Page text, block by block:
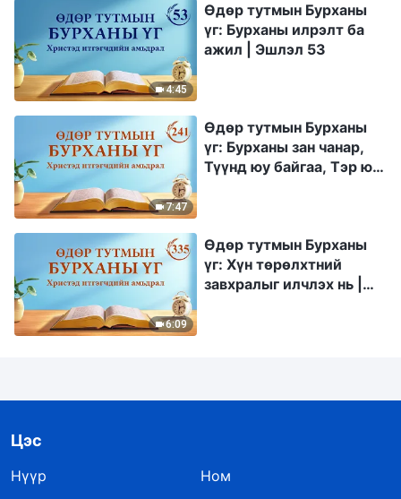
4:45
Өдөр тутмын Бурханы
үг: Бурханы илрэлт ба
ажил | Эшлэл 53
7:47
Өдөр тутмын Бурханы
үг: Бурханы зан чанар,
Түүнд юу байгаа, Тэр юу
6:09
Өдөр тутмын Бурханы
үг: Хүн төрөлхтний
завхралыг илчлэх нь |
Цэс
Нүүр
Ном